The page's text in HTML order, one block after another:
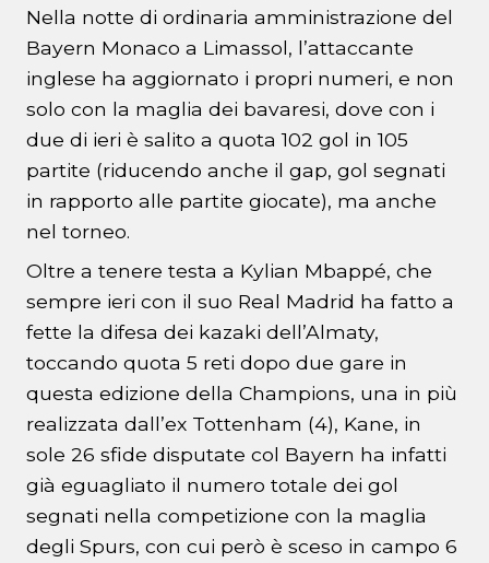
Nella notte di ordinaria amministrazione del
Bayern Monaco a Limassol, l’attaccante
inglese ha aggiornato i propri numeri, e non
solo con la maglia dei bavaresi, dove con i
due di ieri è salito a quota 102 gol in 105
partite (riducendo anche il gap, gol segnati
in rapporto alle partite giocate), ma anche
nel torneo.
Oltre a tenere testa a Kylian Mbappé, che
sempre ieri con il suo Real Madrid ha fatto a
fette la difesa dei kazaki dell’Almaty,
toccando quota 5 reti dopo due gare in
questa edizione della Champions, una in più
realizzata dall’ex Tottenham (4), Kane, in
sole 26 sfide disputate col Bayern ha infatti
già eguagliato il numero totale dei gol
segnati nella competizione con la maglia
degli Spurs, con cui però è sceso in campo 6